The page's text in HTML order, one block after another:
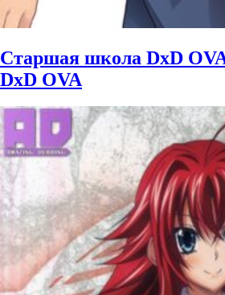
Старшая школа DxD
DxD OVA